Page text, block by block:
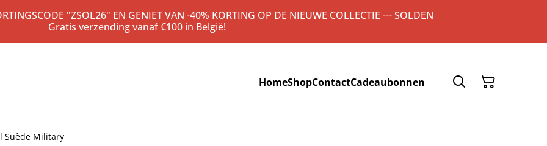
"ZSOL26" EN GENIET VAN -40% KORTING OP DE NIEUWE COLLECTIE --- SOLDEN
Gratis verzending vanaf €100 in België!
HomeShopContactCadeaubonnen
Suède Military